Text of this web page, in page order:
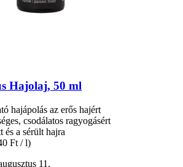
Hajolaj, 50 ml
hajápolás az erős hajért
csodálatos ragyogásért
és a sérült hajra
Ft / l)
11.